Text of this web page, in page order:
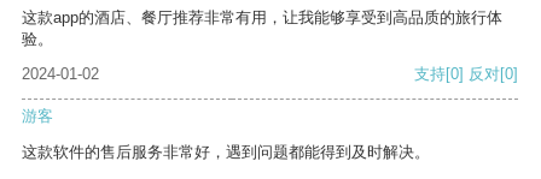
这款app的酒店、餐厅推荐非常有用，让我能够享受到高品质的旅行体
验。
2024-01-02
支持[0] 反对[0]
游客
这款软件的售后服务非常好，遇到问题都能得到及时解决。